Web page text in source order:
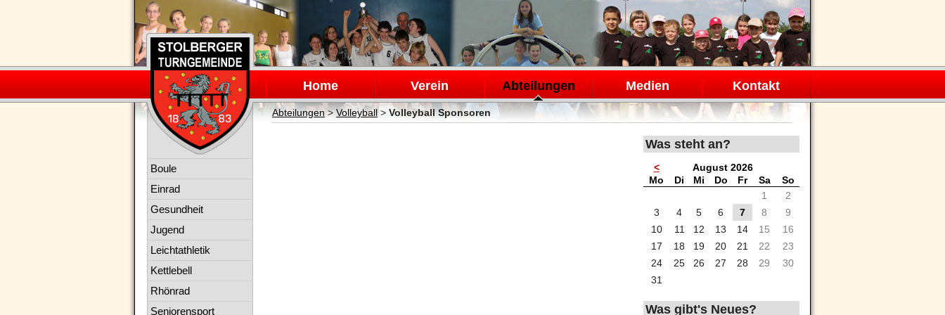
Navigation
überspringen
Home Verein Abteilungen Medien Kontakt
Abteilungen>Volleyball> Volleyball Sponsoren
Navigation
Boule
Einrad
Gesundheit
Jugend
Leichtathletik
Kettlebell
Rhönrad
Seniorensport
Was steht an?
<
August 2026
Mo ntag
Di enstag
Mi ttwoch
Donnerstag
Freitag
Samstag
Sonntag
1
2
3
4 5 6 7 8
9
10
11 12 13 14 15
16
17
18 19 20 21 22
23
24
25 26 27 28 29
30
31
Was gibt's Neues?